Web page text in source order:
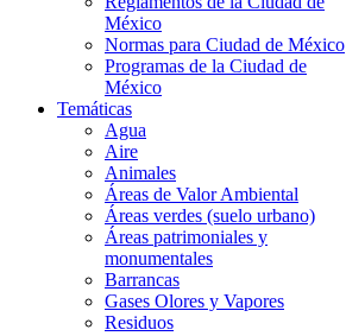
México
Normas para Ciudad de México
Programas de la Ciudad de
México
Temáticas
Agua
Aire
Animales
Áreas de Valor Ambiental
Áreas verdes (suelo urbano)
Áreas patrimoniales y
monumentales
Barrancas
Gases Olores y Vapores
Residuos